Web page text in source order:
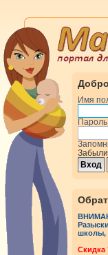
Имя
школы,
Cкидка